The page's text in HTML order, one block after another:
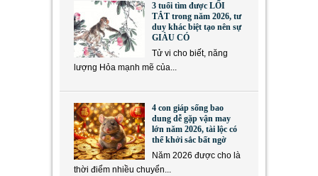
3 tuổi tìm được LỐI
TẮT trong năm 2026, tư
duy khác biệt tạo nên sự
GIÀU CÓ
Tử vi cho biết, năng
lượng Hỏa mạnh mẽ của...
4 con giáp sống bao
dung dễ gặp vận may
lớn năm 2026, tài lộc có
thể khởi sắc bất ngờ
Năm 2026 được cho là
thời điểm nhiều chuyển...